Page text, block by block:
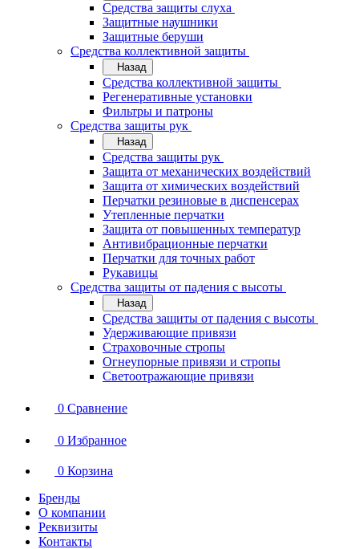
Средства защиты слуха
Защитные наушники
Защитные беруши
Средства коллективной защиты
Назад
Средства коллективной защиты
Регенеративные установки
Фильтры и патроны
Средства защиты рук
Назад
Средства защиты рук
Защита от механических воздействий
Защита от химических воздействий
Перчатки резиновые в диспенсерах
Утепленные перчатки
Защита от повышенных температур
Антивибрационные перчатки
Перчатки для точных работ
Рукавицы
Средства защиты от падения с высоты
Назад
Средства защиты от падения с высоты
Удерживающие привязи
Страховочные стропы
Огнеупорные привязи и стропы
Светоотражающие привязи
0 Сравнение
0 Избранное
0 Корзина
Бренды
О компании
Реквизиты
Контакты